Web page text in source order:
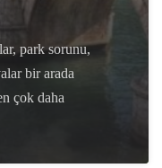
park sorunu,
bir arada
çok daha